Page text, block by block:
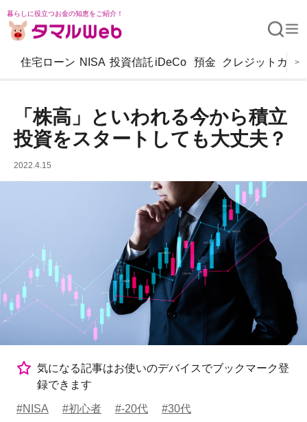
暮らしに役立つお金の知恵をご紹介！
住宅ローン NISA 投資信託 iDeCo 預金 クレジットカー
>
「株高」といわれる今から積立
投資をスタートしても大丈夫？
2022.4.15
気になる記事はお使いのデバイスでブックマーク登
録できます
#NISA #初心者 #-20代 #30代